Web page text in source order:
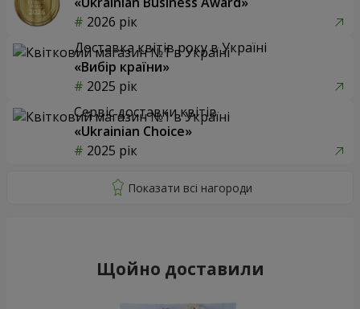
2026 рік
Доставка квітів року в Україні
«Вибір країни»
2025 рік
Сервіс доставки квітів
«Ukrainian Choice»
2025 рік
Щойно доставили